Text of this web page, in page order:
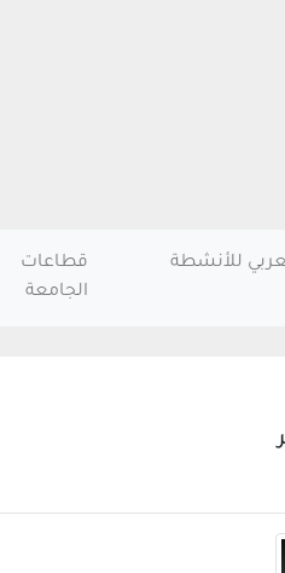
للأنشطة
قطاعات
الجامعة